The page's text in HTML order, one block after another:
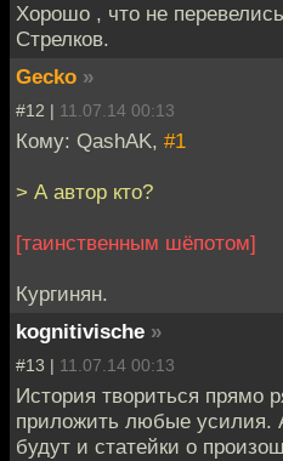
Хорошо , что не
Стрелков.
Gecko »
#12 | 11.07.14 00:13
Кому: QashAK, #1
> А автор кто?
[таинственным шёпотом]
Кургинян.
kognitivische »
#13 | 11.07.14 00:13
История твориться
приложить любые усилия.
будут и статейки о